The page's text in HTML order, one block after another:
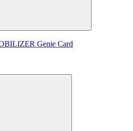
Genie Card